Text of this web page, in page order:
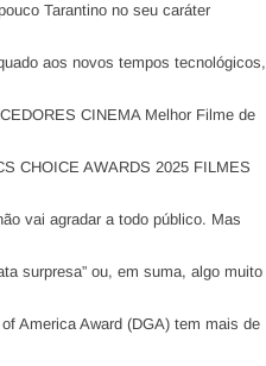
Tarantino no seu caráter
aos novos tempos tecnológicos,
CINEMA Melhor Filme de
CHOICE AWARDS 2025 FILMES
vai agradar a todo público. Mas
surpresa” ou, em suma, algo muito
America Award (DGA) tem mais de